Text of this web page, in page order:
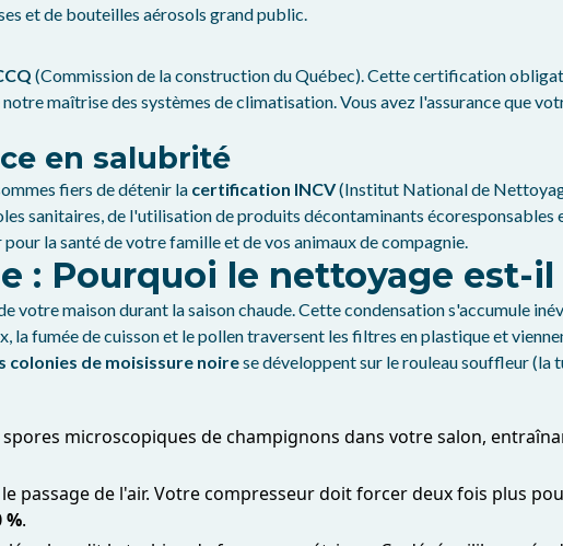
et de bouteilles aérosols grand public.
(Commission de la construction du Québec). Cette certification
maîtrise des systèmes de climatisation. Vous avez l'assurance que
en salubrité
fiers de détenir la certification INCV(Institut National de
sanitaires, de l'utilisation de produits décontaminants écoresponsables
la santé de votre famille et de vos animaux de compagnie.
: Pourquoi le nettoyage est-
maison durant la saison chaude. Cette condensation s'accumule
la fumée de cuisson et le pollen traversent les filtres en plastique et
colonies de moisissure noirese développent sur le rouleau souffleur (la
microscopiques de champignons dans votre salon,
passage de l'air. Votre compresseur doit forcer deux fois plus
%.